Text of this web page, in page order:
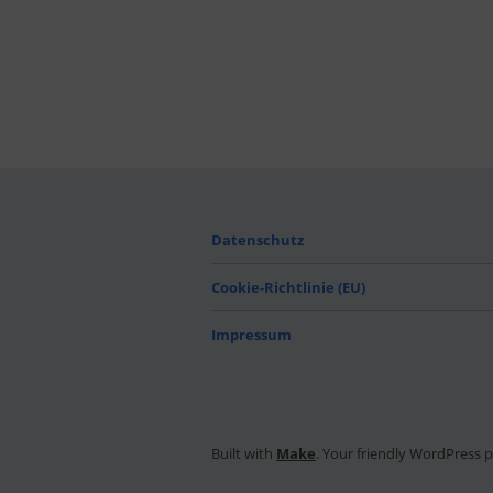
Datenschutz
Cookie-Richtlinie (EU)
Impressum
Built with Make. Your friendly WordPress